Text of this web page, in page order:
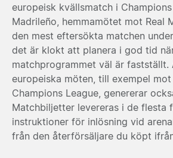
europeisk kvällsmatch i
Madrileño, hemmamötet mot Real
den mest eftersökta matchen
det är klokt att planera i god tid
matchprogrammet väl är fastställt.
europeiska möten, till exempel mot
Champions League, genererar
Matchbiljetter levereras i de flesta
instruktioner för inlösning vid
från den återförsäljare du köpt